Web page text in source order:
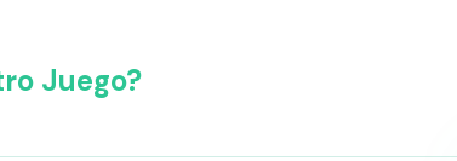
Juego?